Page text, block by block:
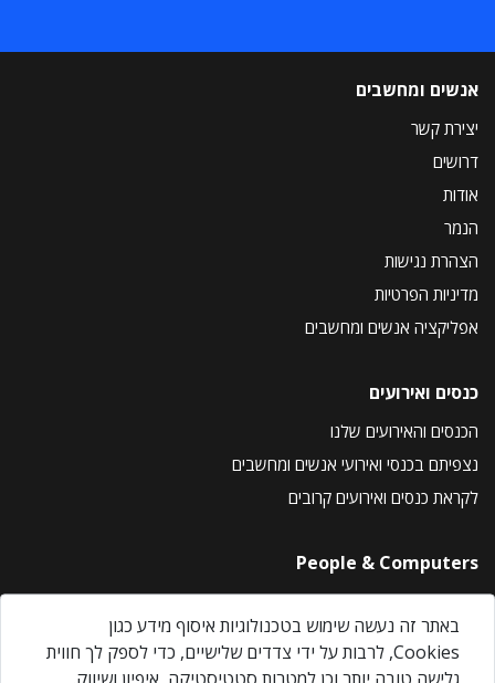
אנשים ומחשבים
יצירת קשר
דרושים
אודות
הנמר
הצהרת נגישות
מדיניות הפרטיות
אפליקציה אנשים ומחשבים
כנסים ואירועים
הכנסים והאירועים שלנו
נצפיתם בכנסי ואירועי אנשים ומחשבים
לקראת כנסים ואירועים קרובים
People & Computers
About Us
Privacy Policy
Contact Us
באתר זה נעשה שימוש בטכנולוגיות איסוף מידע כגון
Cookies, לרבות על ידי צדדים שלישיים, כדי לספק לך חווית